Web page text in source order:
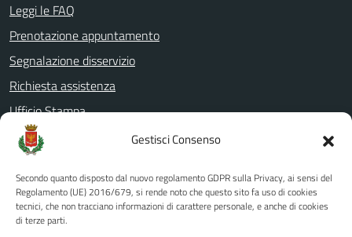
Gestisci Consenso
Secondo quanto disposto dal nuovo regolamento GDPR sulla Privacy, ai sensi del
Regolamento (UE) 2016/679, si rende noto che questo sito fa uso di cookies
tecnici, che non tracciano informazioni di carattere personale, e anche di cookies
di terze parti.
Leggi le FAQ
Prenotazione appuntamento
Segnalazione disservizio
Richiesta assistenza
Ufficio Stampa
Amministrazione Trasparente
Albo pretorio
Informativa privacy
Note legali